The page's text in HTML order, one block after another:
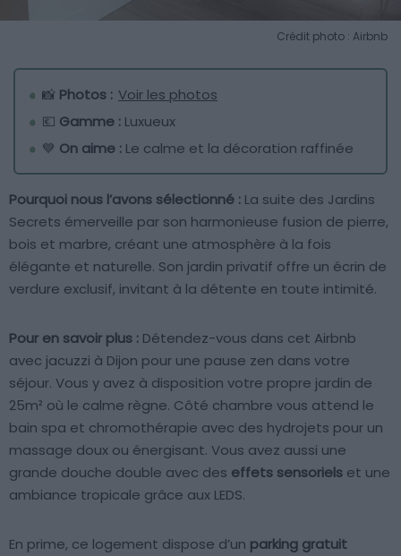
Crédit photo : Airbnb
📸 Photos : Voir les photos
💶 Gamme : Luxueux
💙 On aime : Le calme et la décoration raffinée
Pourquoi nous l’avons sélectionné : La suite des Jardins
Secrets émerveille par son harmonieuse fusion de pierre,
bois et marbre, créant une atmosphère à la fois
élégante et naturelle. Son jardin privatif offre un écrin de
verdure exclusif, invitant à la détente en toute intimité.
Pour en savoir plus : Détendez-vous dans cet Airbnb
avec jacuzzi à Dijon pour une pause zen dans votre
séjour. Vous y avez à disposition votre propre jardin de
25m² où le calme règne. Côté chambre vous attend le
bain spa et chromothérapie avec des hydrojets pour un
massage doux ou énergisant. Vous avez aussi une
grande douche double avec des effets sensoriels et une
ambiance tropicale grâce aux LEDS.
En prime, ce logement dispose d’un parking gratuit